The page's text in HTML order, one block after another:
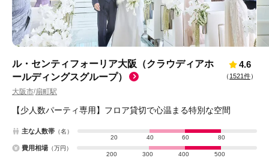
ル・センティフォーリア大阪（クラウディアホ
ールディングスグループ）
大阪市/扇町駅
4.6
（ 1521件）
【少人数パーティ専用】フロア貸切で心温まる特別な空間
主な人数帯 （名）
20
40 60 80
費用相場 （万円）
200
300 400 500